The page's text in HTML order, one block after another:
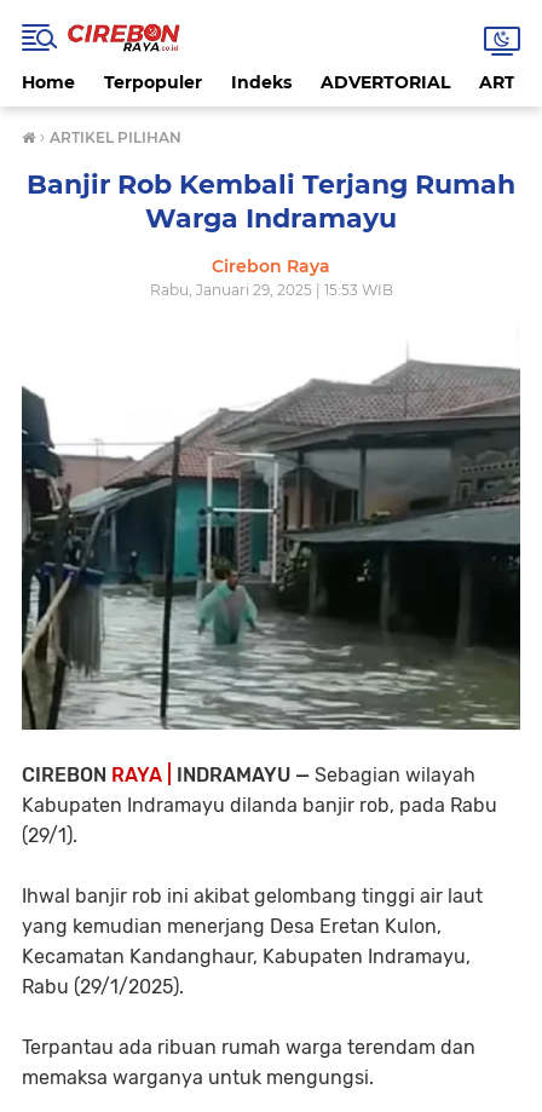
Home Terpopuler Indeks ADVERTORIAL
› ARTIKEL PILIHAN
Banjir Rob Kembali Terjang Rumah
Warga Indramayu
Cirebon Raya
Rabu, Januari 29, 2025 | 15:53 WIB
CIREBON RAYA | INDRAMAYU — Sebagian wilayah
Kabupaten Indramayu dilanda banjir rob, pada Rabu
(29/1).
Ihwal banjir rob ini akibat gelombang tinggi air laut
yang kemudian menerjang Desa Eretan Kulon,
Kecamatan Kandanghaur, Kabupaten Indramayu,
Rabu (29/1/2025).
Terpantau ada ribuan rumah warga terendam dan
memaksa warganya untuk mengungsi.